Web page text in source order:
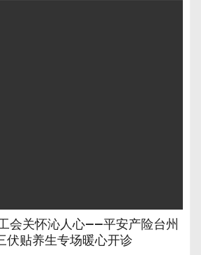
会关怀沁人心——平安产险台州
伏贴养生专场暖心开诊